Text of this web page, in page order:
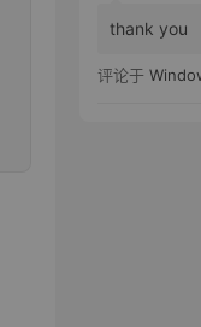
thank you
评论于 Windows